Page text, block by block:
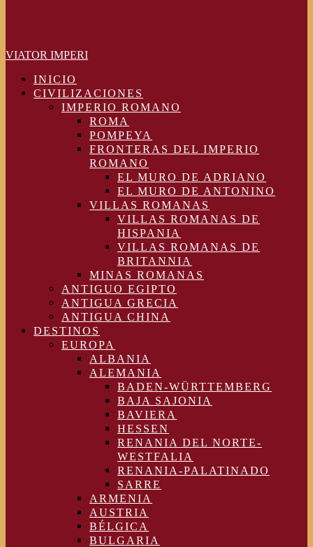
VIATOR IMPERI
INICIO
CIVILIZACIONES
IMPERIO ROMANO
ROMA
POMPEYA
FRONTERAS DEL IMPERIO
ROMANO
EL MURO DE ADRIANO
EL MURO DE ANTONINO
VILLAS ROMANAS
VILLAS ROMANAS DE
HISPANIA
VILLAS ROMANAS DE
BRITANNIA
MINAS ROMANAS
ANTIGUO EGIPTO
ANTIGUA GRECIA
ANTIGUA CHINA
DESTINOS
EUROPA
ALBANIA
ALEMANIA
BADEN-WÜRTTEMBERG
BAJA SAJONIA
BAVIERA
HESSEN
RENANIA DEL NORTE-
WESTFALIA
RENANIA-PALATINADO
SARRE
ARMENIA
AUSTRIA
BÉLGICA
BULGARIA